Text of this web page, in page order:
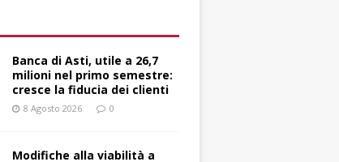
Banca di Asti, utile a 26,7
milioni nel primo semestre:
cresce la fiducia dei clienti
8 Agosto 2026 0
Modifiche alla viabilità a